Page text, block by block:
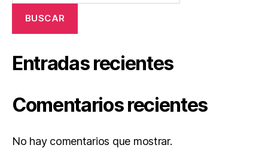
BUSCAR
Entradas recientes
Comentarios recientes
No hay comentarios que mostrar.